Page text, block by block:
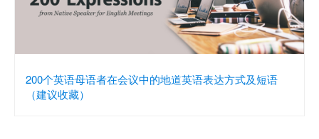
200个英语母语者在会议中的地道英语表达方式及短语
（建议收藏）